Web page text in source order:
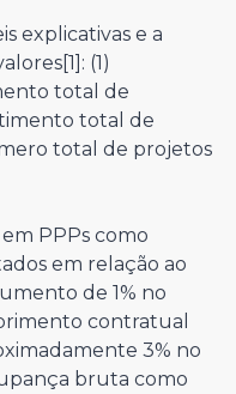
explicativas e a
(1)
total de
total de
total de projetos
PPPs como
em relação ao
de 1% no
contratual
3% no
bruta como